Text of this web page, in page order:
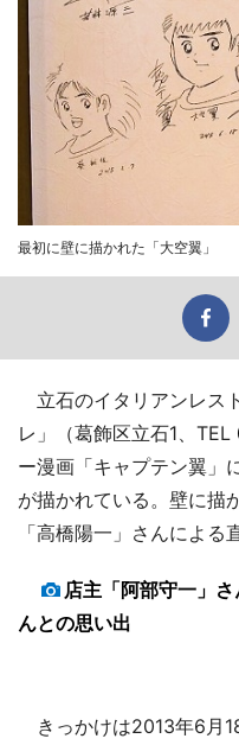
最初に壁に描かれた「大空翼」
立石のイタリアンレス
レ」（葛飾区立石1、TEL
ー漫画「キャプテン翼」
が描かれている。壁に描
「高橋陽一」さんによる
店主「阿部守一」
んとの思い出
きっかけは2013年6月